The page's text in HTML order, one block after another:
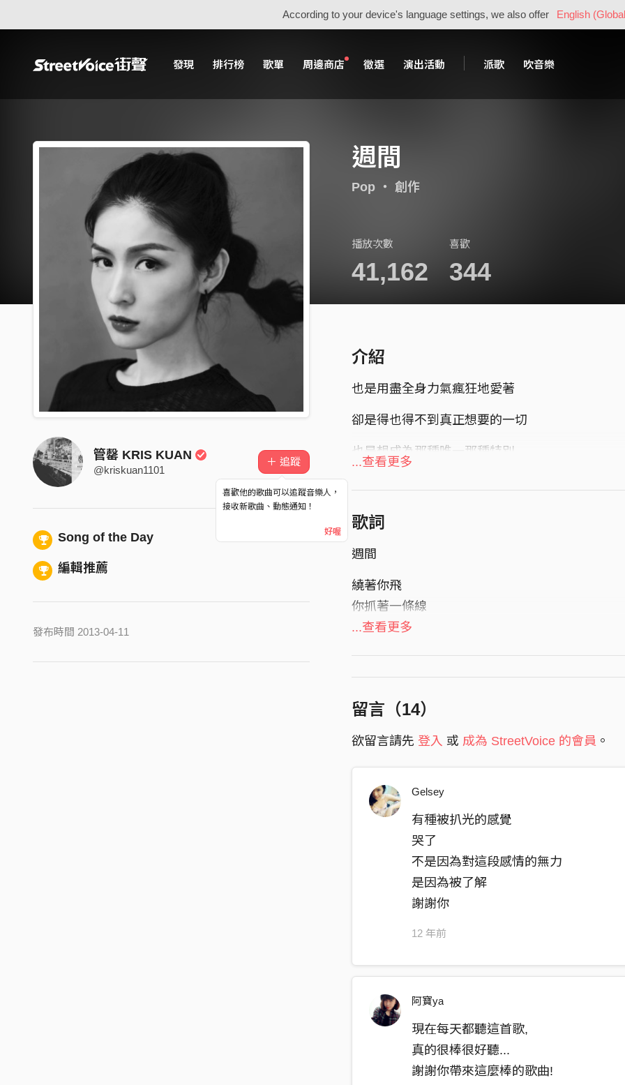
According to your device's language settings, we also offer English
發現 排行榜 歌單 周邊商店 徵選 演出活動 派歌 吹音樂
週間
Pop・ 創作
播放次數
41,162
喜歡
344
管罄 KRIS KUAN
@kriskuan1101
＋ 追蹤
喜歡他的歌曲可以追蹤音樂人，
接收新歌曲、動態通知！
好喔
Song of the Day
編輯推薦
發布時間 2013-04-11
介紹
也是用盡全身力氣瘋狂地愛著
卻是得也得不到真正想要的一切
也是想成為那種唯一那種特別
當什麼都不能夠在乎的時候
還有什麼是真的重要的
每週七天我在週五離開在週一回來
你分割你的時間我也如此這般
開始時我只在週間開心
後來已經忘記了開心不開心
所以
再見
...查看更多
歌詞
週間
繞著你飛
你抓著一條線
決定我距離你的範圍
分割時間
生活讓你支配
一週七天我活在週間
我們的生活從沒交疊
我會閉嘴
只要不被發現就沒有誰錯誰對
週旋在你們之間
我也無所謂
收起貪婪忘記自己幼稚的可悲
週旋在你們之間
我也無所謂
週間我任性妄為
週末忘了你是誰
...查看更多
留言（14）
欲留言請先 登入 或 成為 StreetVoice 的會員 。
Gelsey
有種被扒光的感覺
哭了
不是因為對這段感情的無力
是因為被了解
謝謝你
12 年前
阿寶ya
現在每天都聽這首歌,
真的很棒很好聽...
謝謝你帶來這麼棒的歌曲!